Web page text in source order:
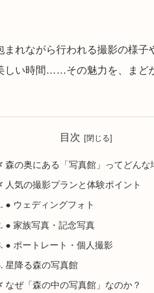
れながら行われる撮影の様
しい時間……その魅力を、まど
目次
森の奥にある「写真館」ってどんな
人気の撮影プランと体験ポイント
● ウェディングフォト
● 家族写真・記念写真
● ポートレート・個人撮影
星降る森の写真館
なぜ「森の中の写真館」なのか？